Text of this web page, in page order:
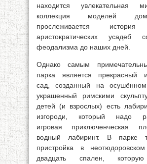
находится увлекательная
коллекция моделей
прослеживается история
аристократических усадеб
феодализма до наших дней.
Однако самым
парка является прекрасный
сад, созданный на
украшенный римскими
детей (и взрослых) есть
изгороди, который надо
игровая приключенческая
водный лабиринт. В парке
пристройка в
двадцать спален,